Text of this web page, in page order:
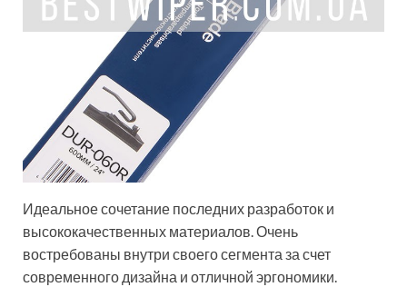
Идеальное сочетание последних разработок и
высококачественных материалов. Очень
востребованы внутри своего сегмента за счет
современного дизайна и отличной эргономики.